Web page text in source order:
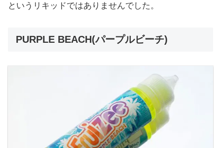
というリキッドではありませんでした。
PURPLE BEACH(パープルビーチ)